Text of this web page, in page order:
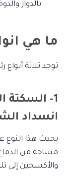
بالدوار
ما هي
توجد ثلاثة
1- السكتة
انسداد
يحدث هذا النوع
مساحة من
والأكسجين إلى